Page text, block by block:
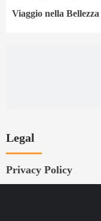
Viaggio nella Bellezza
Legal
Privacy Policy